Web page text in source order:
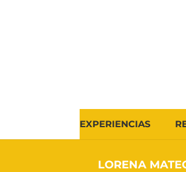
EXPERIENCIAS
LORENA